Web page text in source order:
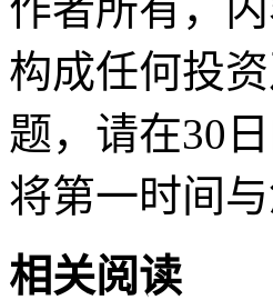
构成任何投
题，请在30
将第一时间
相关阅读